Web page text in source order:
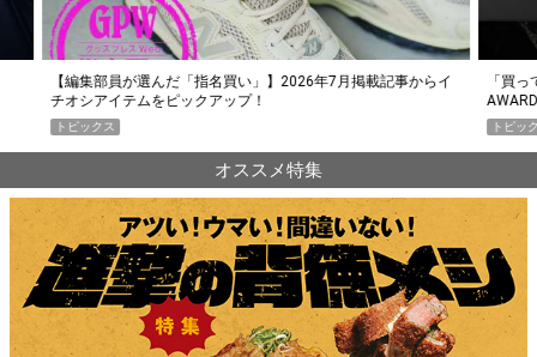
「買って損なし」の極上スマホ5選【GoodsPress 2026上半期
AWARD】
トピックス
薄着
PR
オススメ特集